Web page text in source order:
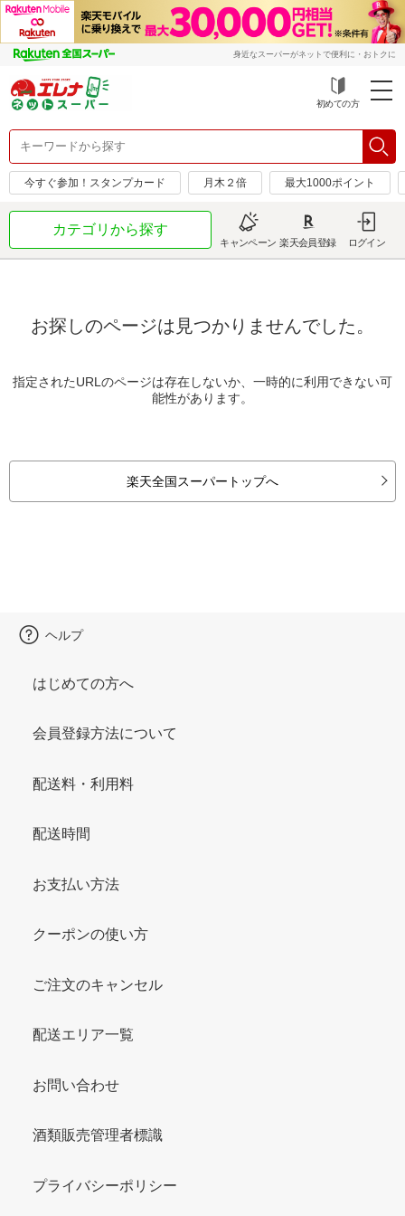
身近なスーパーがネットで便利に・おトクに
初めての方
今すぐ参加！スタンプカード 月木２倍 最大1000ポイント
カテゴリから探す
キャンペーン 楽天会員登録 ログイン
お探しのページは見つかりませんでした。
指定されたURLのページは存在しないか、一時的に利用できない可
能性があります。
楽天全国スーパートップへ
ヘルプ
はじめての方へ
会員登録方法について
配送料・利用料
配送時間
お支払い方法
クーポンの使い方
ご注文のキャンセル
配送エリア一覧
お問い合わせ
酒類販売管理者標識
プライバシーポリシー